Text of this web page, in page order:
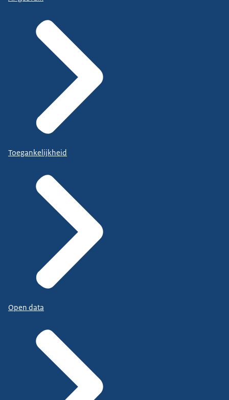
Toegankelijkheid
Open data